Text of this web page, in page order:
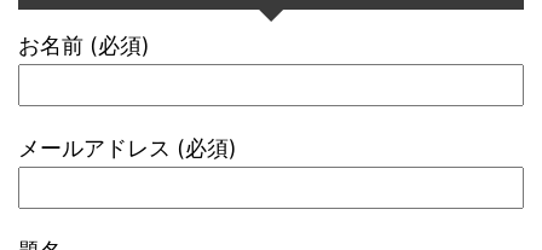
お名前 (必須)
メールアドレス (必須)